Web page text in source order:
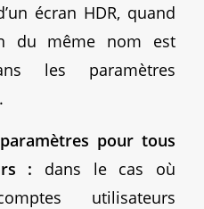
écran HDR, quand
du même nom est
les paramètres
pour tous
: dans le cas où
utilisateurs